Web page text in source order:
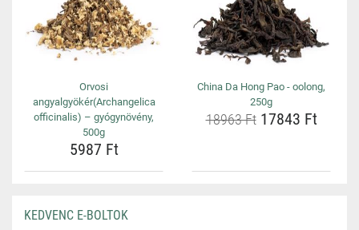
Orvosi
angyalgyökér(Archangelica
officinalis) – gyógynövény,
500g
5987 Ft
China Da Hong Pao - oolong,
250g
18963 Ft17843 Ft
KEDVENC E-BOLTOK